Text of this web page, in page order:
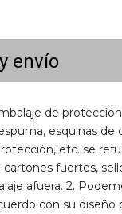
envío
de
esquinas de
etc. se
cartones fuertes,
afuera. 2.
con su diseño